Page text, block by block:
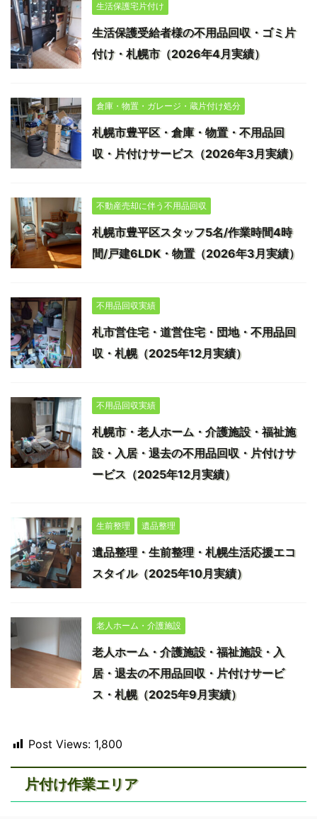
生活保護宅片付け
生活保護受給者様の不用品回収・ゴミ片
付け・札幌市（2026年4月実績）
倉庫・物置・ガレージ・蔵片付け処分
札幌市豊平区・倉庫・物置・不用品回
収・片付けサービス（2026年3月実績）
不動産売却に伴う不用品回収
札幌市豊平区スタッフ5名/作業時間4時
間/戸建6LDK・物置（2026年3月実績）
不用品回収実績
札市営住宅・道営住宅・団地・不用品回
収・札幌（2025年12月実績）
不用品回収実績
札幌市・老人ホーム・介護施設・福祉施
設・入居・退去の不用品回収・片付けサ
ービス（2025年12月実績）
生前整理 遺品整理
遺品整理・生前整理・札幌生活応援エコ
スタイル（2025年10月実績）
老人ホーム・介護施設
老人ホーム・介護施設・福祉施設・入
居・退去の不用品回収・片付けサービ
ス・札幌（2025年9月実績）
Post Views: 1,800
片付け作業エリア